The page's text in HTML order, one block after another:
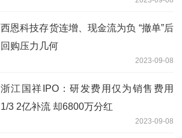
西恩科技存货连增、现金流为负 “撤单”后
回购压力几何
2023-09-08
浙江国祥IPO：研发费用仅为销售费用
1/3 2亿补流 却6800万分红
2023-09-08